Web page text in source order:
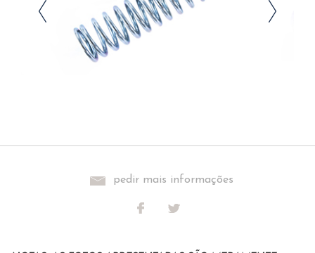
pedir mais informações